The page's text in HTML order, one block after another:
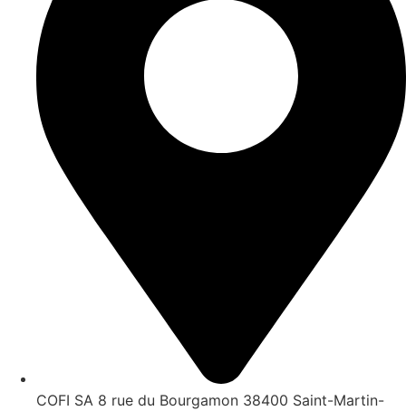
COFI SA 8 rue du Bourgamon 38400 Saint-Martin-